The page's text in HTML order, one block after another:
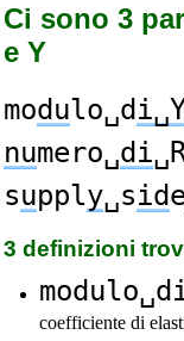
Ci sono 3
e Y
modulo␣d
numero␣di
supply␣sid
3 definizioni
coefficiente di